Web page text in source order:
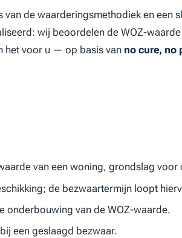
van de waarderingsmethodiek en een
wij beoordelen de WOZ-
het voor u — op basis van no cure, no
van een woning, grondslag voor
de bezwaartermijn loopt
onderbouwing van de WOZ-waarde.
een geslaagd bezwaar.